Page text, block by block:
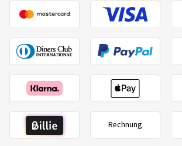
Rechnung